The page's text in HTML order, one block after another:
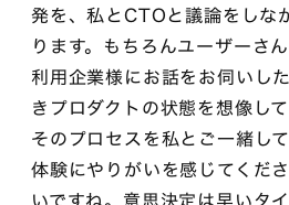
発を、私とCTOと議論をしな
ります。もちろんユーザーさ
利用企業様にお話をお伺いし
きプロダクトの状態を想像し
そのプロセスを私とご一緒し
体験にやりがいを感じてくだ